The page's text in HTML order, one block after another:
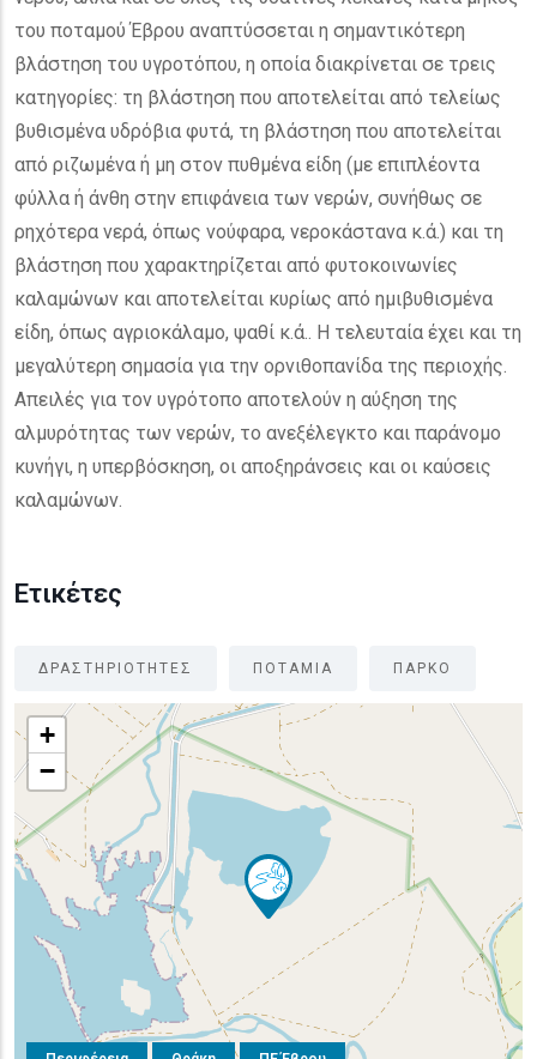
του ποταμού Έβρου αναπτύσσεται η σημαντικότερη
βλάστηση του υγροτόπου, η οποία διακρίνεται σε τρεις
κατηγορίες: τη βλάστηση που αποτελείται από τελείως
βυθισμένα υδρόβια φυτά, τη βλάστηση που αποτελείται
από ριζωμένα ή μη στον πυθμένα είδη (με επιπλέοντα
φύλλα ή άνθη στην επιφάνεια των νερών, συνήθως σε
ρηχότερα νερά, όπως νούφαρα, νεροκάστανα κ.ά.) και τη
βλάστηση που χαρακτηρίζεται από φυτοκοινωνίες
καλαμώνων και αποτελείται κυρίως από ημιβυθισμένα
είδη, όπως αγριοκάλαμο, ψαθί κ.ά.. Η τελευταία έχει και τη
μεγαλύτερη σημασία για την ορνιθοπανίδα της περιοχής.
Απειλές για τον υγρότοπο αποτελούν η αύξηση της
αλμυρότητας των νερών, το ανεξέλεγκτο και παράνομο
κυνήγι, η υπερβόσκηση, οι αποξηράνσεις και οι καύσεις
καλαμώνων.
Ετικέτες
ΔΡΑΣΤΗΡΙΟΤΗΤΕΣ ΠΟΤΑΜΙΑ ΠΑΡΚΟ
+
−